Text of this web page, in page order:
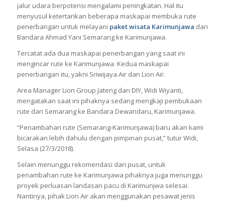
jalur udara berpotensi mengalami peningkatan. Hal itu
menyusul ketertarikan beberapa maskapai membuka rute
penerbangan untuk melayani paket wisata Karimunjawa dari
Bandara Ahmad Yani Semarang ke Karimunjawa.
Tercatat ada dua maskapai penerbangan yang saat ini
mengincar rute ke Karimunjawa. Kedua maskapai
penerbangan itu, yakni Sriwijaya Air dan Lion Air.
Area Manager Lion Group Jateng dan DIY, Widi Wiyanti,
mengatakan saat ini pihaknya sedang mengkaji pembukaan
rute dari Semarang ke Bandara Dewandaru, Karimunjawa.
“Penambahan rute (Semarang-Karimunjawa) baru akan kami
bicarakan lebih dahulu dengan pimpinan pusat,” tutur Widi,
Selasa (27/3/2018).
Selain menunggu rekomendasi dari pusat, untuk
penambahan rute ke Karimunjawa pihaknya juga menunggu
proyek perluasan landasan pacu di Karimunjwa selesai.
Nantinya, pihak Lion Air akan menggunakan pesawat jenis